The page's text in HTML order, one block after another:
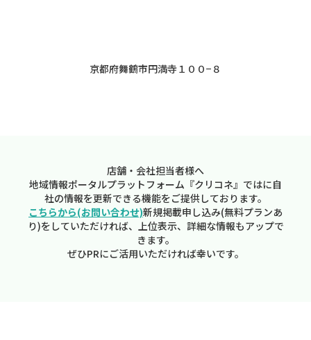
京都府舞鶴市円満寺１００−８
店舗・会社担当者様へ
地域情報ポータルプラットフォーム『クリコネ』ではに自
社の情報を更新できる機能をご提供しております。
こちらから(お問い合わせ)新規掲載申し込み(無料プランあ
り)をしていただければ、上位表示、詳細な情報もアップで
きます。
ぜひPRにご活用いただければ幸いです。